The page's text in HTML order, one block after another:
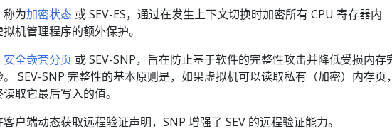
称为加密状态 或 SEV-ES，通过在发生上下文切换时加密所有 CPU 寄存器内
机管理程序的额外保护。
安全嵌套分页 或 SEV-SNP，旨在防止基于软件的完整性攻击并降低受损内存
SEV-SNP 完整性的基本原则是，如果虚拟机可以读取私有（加密）内存页，
取它最后写入的值。
户端动态获取远程验证声明，SNP 增强了 SEV 的远程验证能力。